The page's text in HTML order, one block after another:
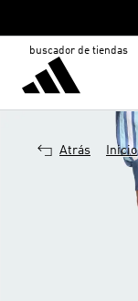
buscador de tiendas
Atrás Inicio